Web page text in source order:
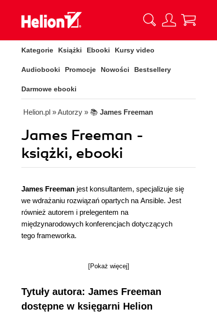
Kategorie Książki Ebooki Kursy video
Audiobooki Promocje Nowości Bestsellery
Darmowe ebooki
Helion.pl » Autorzy » 📚 James Freeman
James Freeman -
książki, ebooki
James Freeman jest konsultantem, specjalizuje się
we wdrażaniu rozwiązań opartych na Ansible. Jest
również autorem i prelegentem na
międzynarodowych konferencjach dotyczących
tego frameworka.
[Pokaż więcej]
Tytuły autora: James Freeman
dostępne w księgarni Helion